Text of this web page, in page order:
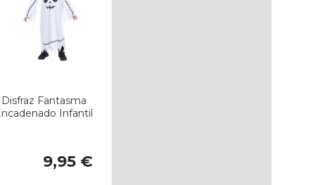
Disfraz Fantasma
Infantil
9,95 €